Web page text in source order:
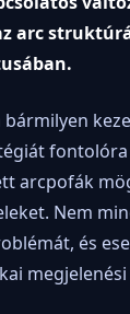
arc
arcpofák
Nem
és